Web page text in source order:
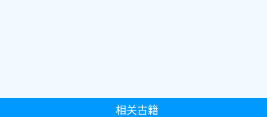
相关古籍